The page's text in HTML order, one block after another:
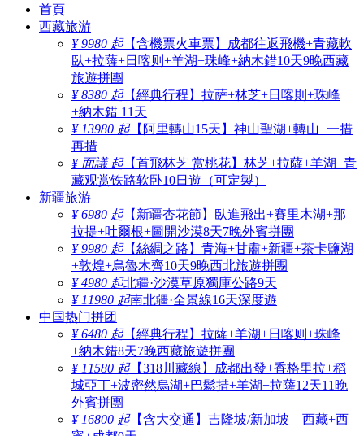
首頁
西藏旅游
¥ 9980 起【含機票火車票】成都往返飛機+青藏軟
臥+拉薩+日喀则+羊湖+珠峰+納木錯10天9晚西藏
旅遊拼團
¥ 8380 起【經典行程】拉萨+林芝+日喀則+珠峰
+納木錯 11天
¥ 13980 起【阿里轉山15天】神山聖湖+轉山+一措
再措
¥ 面議 起【首飛林芝 赏桃花】林芝+拉薩+羊湖+青
藏观赏铁路软卧10日遊（可定製）
新疆旅游
¥ 6980 起【新疆杏花節】臥進飛出+賽里木湖+那
拉提+吐爾根+圖開沙漠8天7晚外賓拼團
¥ 9980 起【絲綢之路】青海+甘肅+新疆+茶卡鹽湖
+敦煌+烏魯木齊10天9晚西北旅遊拼團
¥ 4980 起北疆·沙漠草原獨庫公路9天
¥ 11980 起南北疆·全景線16天深度遊
中国热门拼团
¥ 6480 起【經典行程】拉薩+羊湖+日喀则+珠峰
+納木錯8天7晚西藏旅遊拼團
¥ 11580 起【318川藏線】成都出發+香格里拉+稻
城亞丁+波密然烏湖+巴鬆措+羊湖+拉薩12天11晚
外賓拼團
¥ 16800 起【含大交通】吉隆坡/新加坡—西藏+西